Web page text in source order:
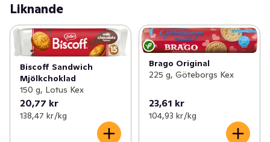
Liknande
Biscoff Sandwich
Mjölkchoklad
150 g, Lotus Kex
20,77 kr
138,47 kr /kg
Brago Original
225 g, Göteborgs Kex
23,61 kr
104,93 kr /kg